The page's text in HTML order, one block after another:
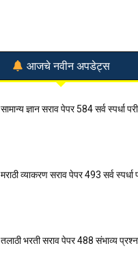
आजचे नवीन अपडेट्स
सामान्य ज्ञान सराव पेपर 584 सर्व स्पर्धा
मराठी व्याकरण सराव पेपर 493 सर्व
तलाठी भरती सराव पेपर 488 संभाव्य